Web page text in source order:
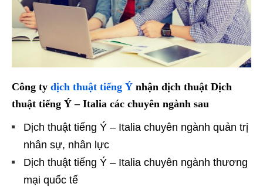
Công ty dịch thuật tiếng Ý nhận dịch thuật Dịch
thuật tiếng Ý – Italia các chuyên ngành sau
Dịch thuật tiếng Ý – Italia chuyên ngành quản trị
nhân sự, nhân lực
Dịch thuật tiếng Ý – Italia chuyên ngành thương
mại quốc tế